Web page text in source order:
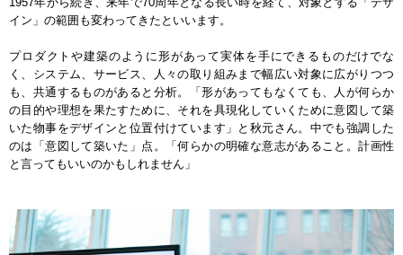
イン」の範囲も変わってきたといいます。
プロダクトや建築のように形があって実体を手にできるものだけでな
く、システム、サービス、人々の取り組みまで幅広い対象に広がりつつ
も、共通するものがあると分析。「形があってもなくても、人が何らか
の目的や理想を果たすために、それを具現化していくために意図して築
いた物事をデザインと位置付けています」と秋元さん。中でも強調した
のは「意図して築いた」点。「何らかの明確な意志があること。計画性
と言ってもいいのかもしれません」